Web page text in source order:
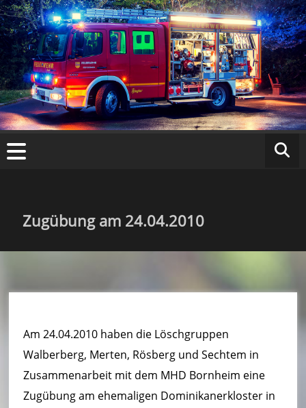
Zum
Inhalt
springen
Fr
ig
e
e
e
r
w
Zugübung am 24.04.2010
Am 24.04.2010 haben die Löschgruppen
Walberberg, Merten, Rösberg und Sechtem in
Zusammenarbeit mit dem MHD Bornheim eine
Zugübung am ehemaligen Dominikanerkloster in